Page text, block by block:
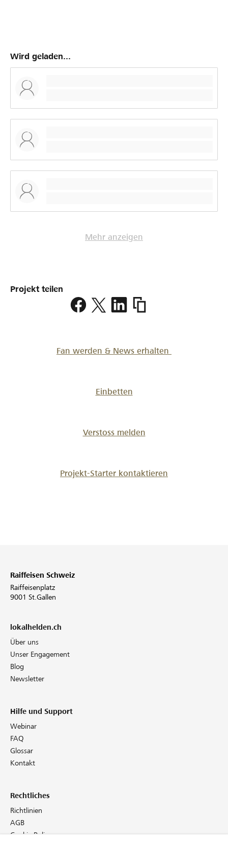
Wird geladen...
Mehr anzeigen
Projekt teilen
https://
Fan werden & News erhalten
Einbetten
Verstoss melden
Projekt-Starter kontaktieren
Raiffeisen Schweiz
Raiffeisenplatz
9001 St.Gallen
lokalhelden.ch
Über uns
Unser Engagement
Blog
Newsletter
Hilfe und Support
Webinar
FAQ
Glossar
Kontakt
Rechtliches
Richtlinien
AGB
Cookie Policy